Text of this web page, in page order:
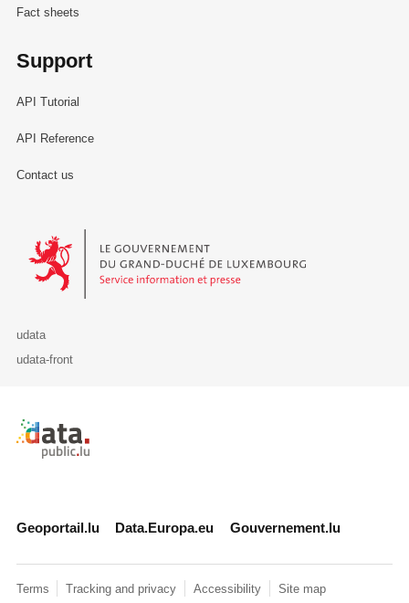
Fact sheets
Support
API Tutorial
API Reference
Contact us
Le Gouvernement du Grand-Duché de Luxembourg - Service
udata
udata-front
Retour à l'accueil de data.public.lu
Geoportail.lu Data.Europa.eu Gouvernement.lu
Terms Tracking and privacy Accessibility Site map